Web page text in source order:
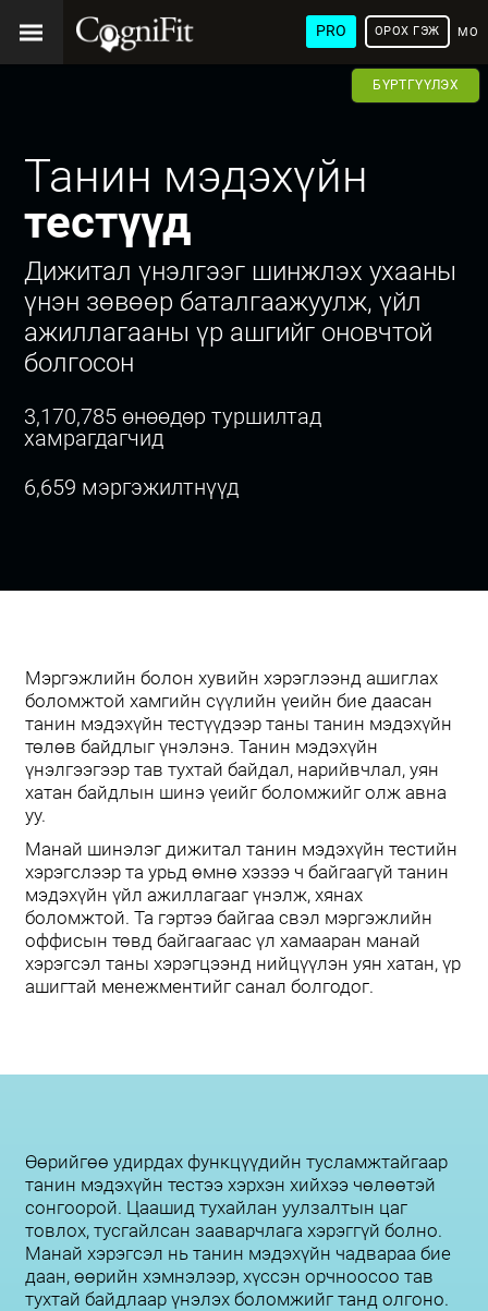
PRO ОРОХ ГЭЖ
БҮРТГҮҮЛЭХ
Танин мэдэхүйн
тестүүд
Дижитал үнэлгээг шинжлэх ухааны
үнэн зөвөөр баталгаажуулж, үйл
ажиллагааны үр ашгийг оновчтой
болгосон
3,170,785 өнөөдөр туршилтад
хамрагдагчид
6,659 мэргэжилтнүүд
Мэргэжлийн болон хувийн хэрэглээнд ашиглах
боломжтой хамгийн сүүлийн үеийн бие даасан
танин мэдэхүйн тестүүдээр таны танин мэдэхүйн
төлөв байдлыг үнэлэнэ. Танин мэдэхүйн
үнэлгээгээр тав тухтай байдал, нарийвчлал, уян
хатан байдлын шинэ үеийг боломжийг олж авна
уу.
Манай шинэлэг дижитал танин мэдэхүйн тестийн
хэрэгслээр та урьд өмнө хэзээ ч байгаагүй танин
мэдэхүйн үйл ажиллагааг үнэлж, хянах
боломжтой. Та гэртээ байгаа свэл мэргэжлийн
оффисын төвд байгаагаас үл хамааран манай
хэрэгсэл таны хэрэгцээнд нийцүүлэн уян хатан, үр
ашигтай менежментийг санал болгодог.
Өөрийгөө удирдах функцүүдийн тусламжтайгаар
танин мэдэхүйн тестээ хэрхэн хийхээ чөлөөтэй
сонгоорой. Цаашид тухайлан уулзалтын цаг
товлох, тусгайлсан зааварчлага хэрэггүй болно.
Манай хэрэгсэл нь танин мэдэхүйн чадвараа бие
даан, өөрийн хэмнэлээр, хүссэн орчноосоо тав
тухтай байдлаар үнэлэх боломжийг танд олгоно.